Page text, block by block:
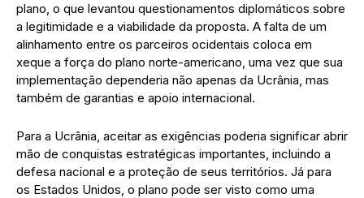
plano, o que levantou questionamentos diplomáticos sobre
a legitimidade e a viabilidade da proposta. A falta de um
alinhamento entre os parceiros ocidentais coloca em
xeque a força do plano norte-americano, uma vez que sua
implementação dependeria não apenas da Ucrânia, mas
também de garantias e apoio internacional.
Para a Ucrânia, aceitar as exigências poderia significar abrir
mão de conquistas estratégicas importantes, incluindo a
defesa nacional e a proteção de seus territórios. Já para
os Estados Unidos, o plano pode ser visto como uma